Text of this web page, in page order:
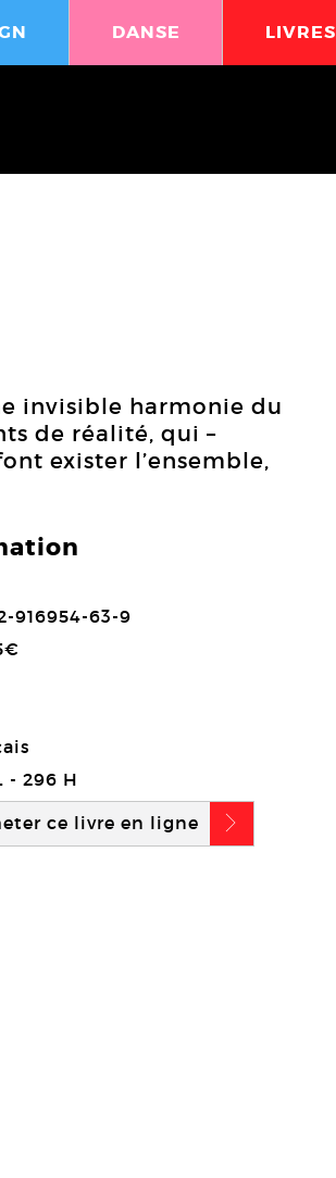
DANSE LIVRES
invisible harmonie du
de réalité, qui –
exister l’ensemble,
916954-63-9
- 296 H
ce livre en ligne b